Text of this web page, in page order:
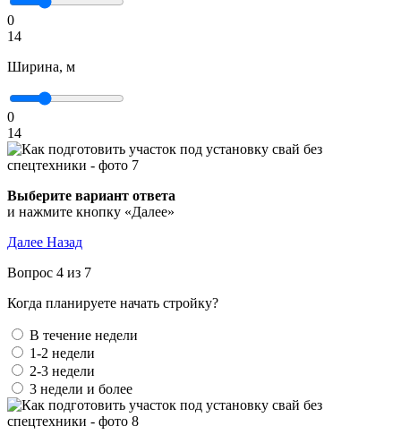
0
14
Ширина, м
0
14
Выберите вариант ответа
и нажмите кнопку «Далее»
Далее Назад
Вопрос 4 из 7
Когда планируете начать стройку?
В течение недели
1-2 недели
2-3 недели
3 недели и более